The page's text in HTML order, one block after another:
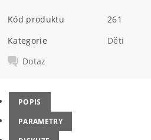
Kód produktu
261
Kategorie
Děti
Dotaz
POPIS
PARAMETRY